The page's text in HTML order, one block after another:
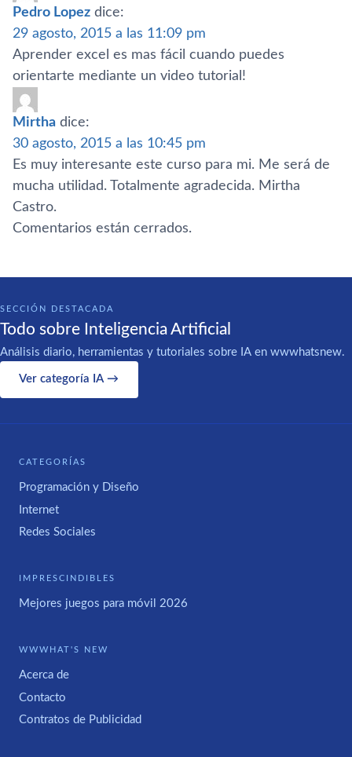
Pedro Lopez dice:
29 agosto, 2015 a las 11:09 pm
Aprender excel es mas fácil cuando puedes
orientarte mediante un video tutorial!
Mirtha dice:
30 agosto, 2015 a las 10:45 pm
Es muy interesante este curso para mi. Me será de
mucha utilidad. Totalmente agradecida. Mirtha
Castro.
Comentarios están cerrados.
SECCIÓN DESTACADA
Todo sobre Inteligencia Artificial
Análisis diario, herramientas y tutoriales sobre IA en wwwhatsnew.
Ver categoría IA →
CATEGORÍAS
Programación y Diseño
Internet
Redes Sociales
IMPRESCINDIBLES
Mejores juegos para móvil 2026
WWWHAT'S NEW
Acerca de
Contacto
Contratos de Publicidad